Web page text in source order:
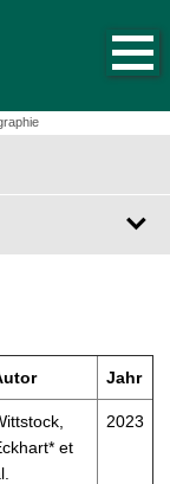
Jahr
et
2023